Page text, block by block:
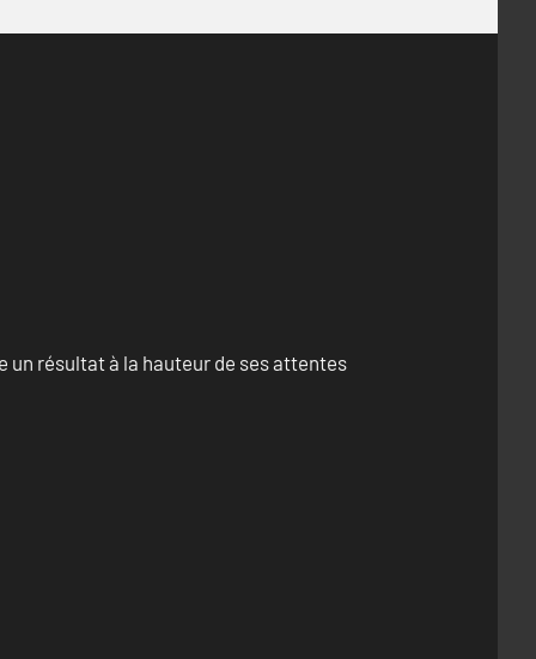
résultat à la hauteur de ses attentes